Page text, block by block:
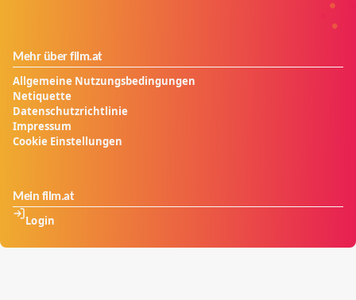
Mehr über film.at
Allgemeine Nutzungsbedingungen
Netiquette
Datenschutzrichtlinie
Impressum
Cookie Einstellungen
Mein film.at
Login